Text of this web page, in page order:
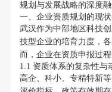
规划与发展战略的深度融
一、企业资质规划的现
武汉作为中部地区科技
技型企业的培育力度，
而，企业在资质申报过
1.1 资质体系的复杂性与
高企、科小、专精特新